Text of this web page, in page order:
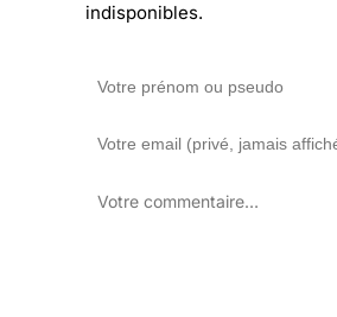
indisponibles.